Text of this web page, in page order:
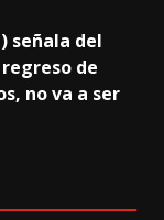
señala del
de
no va a ser